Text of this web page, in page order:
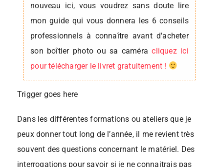
nouveau ici, vous voudrez sans doute lire
mon guide qui vous donnera les 6 conseils
professionnels à connaître avant d'acheter
son boîtier photo ou sa caméracliquez ici
pour télécharger le livret gratuitement !
Trigger goes here
Dans les différentes formations ou ateliers que je
peux donner tout long de l’année, il me revient très
souvent des questions concernant le matériel. Des
interrogations pour savoir si je ne connaitrais pas